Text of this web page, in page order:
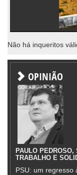
Não há inqueritos
OPINIÃO
PAULO
TRABALHO E
PSU: um regresso